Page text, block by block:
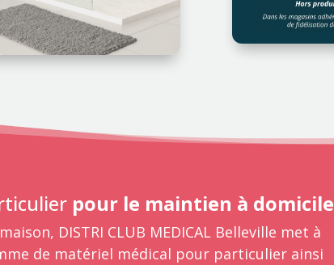
pour le maintien à domicile
DISTRI CLUB MEDICAL Belleville met à
de matériel médical pour particulier ainsi